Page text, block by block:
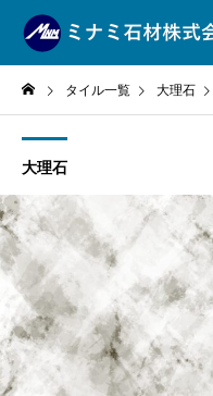
タイル一覧 大理石
大理石